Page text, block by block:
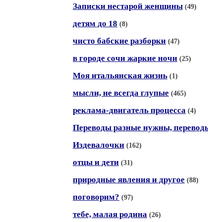
Записки нестарой женщины (49)
детям до 18 (8)
чисто бабские разборки (47)
в городе сочи жаркие ночи (25)
Моя итальянская жизнь (1)
мысли, не всегда глупые (465)
реклама-двигатель процесса (4)
Переводы разные нужны,
Издевалочки (162)
отцы и дети (31)
природные явления и другое (88)
поговорим? (97)
тебе, малая родина (26)